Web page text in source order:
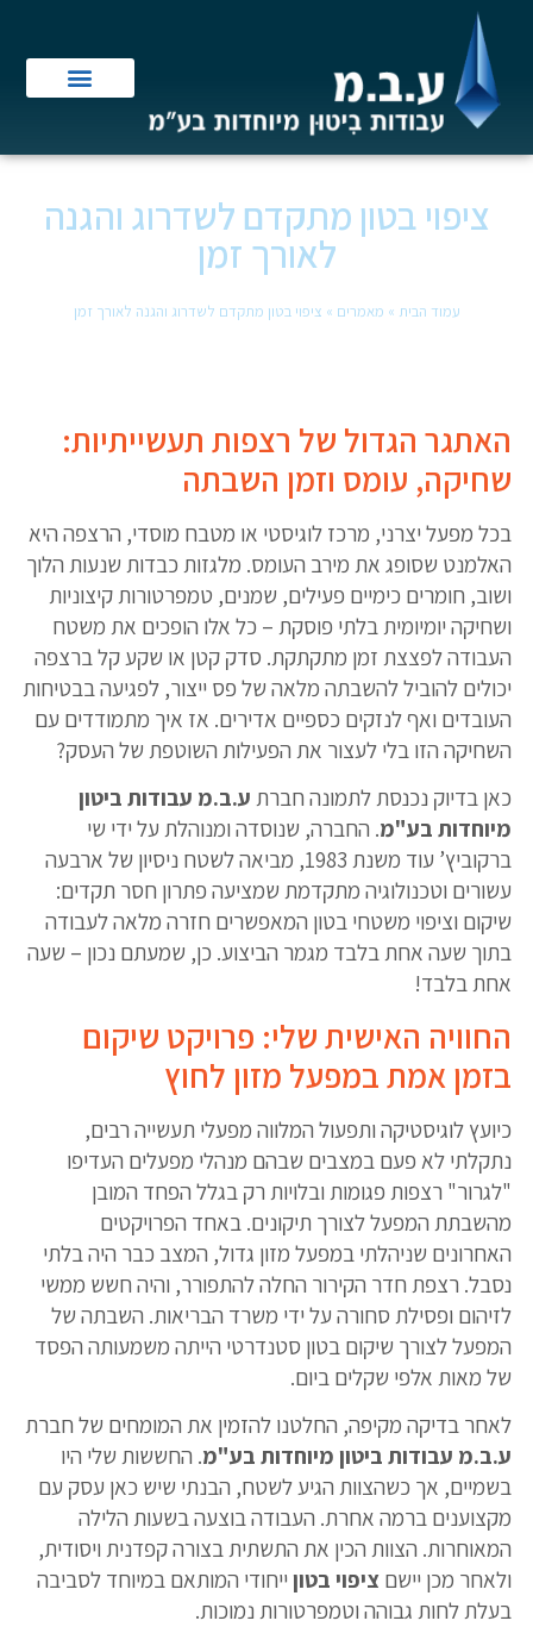
ציפוי בטון מתקדם לשדרוג והגנה
לאורך זמן
עמוד הבית»מאמרים»ציפוי בטון מתקדם לשדרוג והגנה לאורך זמן
האתגר הגדול של רצפות תעשייתיות:
שחיקה, עומס וזמן השבתה
בכל מפעל יצרני, מרכז לוגיסטי או מטבח מוסדי, הרצפה היא
האלמנט שסופג את מירב העומס. מלגזות כבדות שנעות הלוך
ושוב, חומרים כימיים פעילים, שמנים, טמפרטורות קיצוניות
ושחיקה יומיומית בלתי פוסקת – כל אלו הופכים את משטח
העבודה לפצצת זמן מתקתקת. סדק קטן או שקע קל ברצפה
יכולים להוביל להשבתה מלאה של פס ייצור, לפגיעה בבטיחות
העובדים ואף לנזקים כספיים אדירים. אז איך מתמודדים עם
השחיקה הזו בלי לעצור את הפעילות השוטפת של העסק?
כאן בדיוק נכנסת לתמונה חברתע.ב.מ עבודות ביטון
מיוחדות בע"מ. החברה, שנוסדה ומנוהלת על ידי שי
ברקוביץ’ עוד משנת 1983, מביאה לשטח ניסיון של ארבעה
עשורים וטכנולוגיה מתקדמת שמציעה פתרון חסר תקדים:
שיקום וציפוי משטחי בטון המאפשרים חזרה מלאה לעבודה
בתוך שעה אחת בלבד מגמר הביצוע. כן, שמעתם נכון – שעה
אחת בלבד!
החוויה האישית שלי: פרויקט שיקום
בזמן אמת במפעל מזון לחוץ
כיועץ לוגיסטיקה ותפעול המלווה מפעלי תעשייה רבים,
נתקלתי לא פעם במצבים שבהם מנהלי מפעלים העדיפו
"לגרור" רצפות פגומות ובלויות רק בגלל הפחד המובן
מהשבתת המפעל לצורך תיקונים. באחד הפרויקטים
האחרונים שניהלתי במפעל מזון גדול, המצב כבר היה בלתי
נסבל. רצפת חדר הקירור החלה להתפורר, והיה חשש ממשי
לזיהום ופסילת סחורה על ידי משרד הבריאות. השבתה של
המפעל לצורך שיקום בטון סטנדרטי הייתה משמעותה הפסד
של מאות אלפי שקלים ביום.
לאחר בדיקה מקיפה, החלטנו להזמין את המומחים של חברת
ע.ב.מ עבודות ביטון מיוחדות בע"מ. החששות שלי היו
בשמיים, אך כשהצוות הגיע לשטח, הבנתי שיש כאן עסק עם
מקצוענים ברמה אחרת. העבודה בוצעה בשעות הלילה
המאוחרות. הצוות הכין את התשתית בצורה קפדנית ויסודית,
ולאחר מכן יישםציפוי בטוןייחודי המותאם במיוחד לסביבה
בעלת לחות גבוהה וטמפרטורות נמוכות.